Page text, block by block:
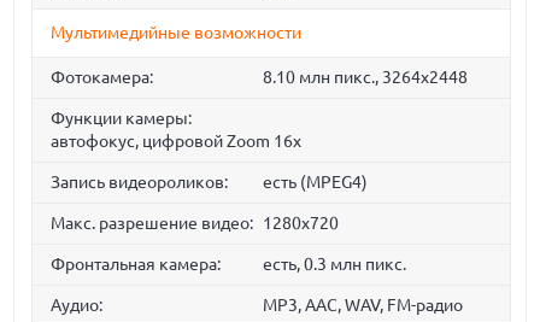
Мультимедийные возможности
Фотокамера: 8.10 млн пикс., 3264x2448
Функции камеры:
автофокус, цифровой Zoom 16x
Запись видеороликов: есть (MPEG4)
Макс. разрешение видео: 1280x720
Фронтальная камера: есть, 0.3 млн пикс.
Аудио: MP3, AAC, WAV, FM-радио